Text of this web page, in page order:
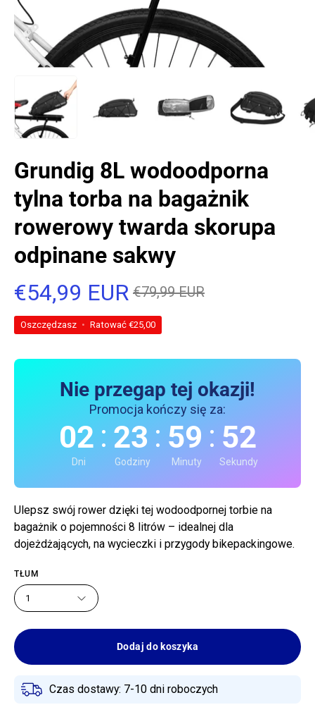
Grundig 8L wodoodporna
tylna torba na bagażnik
rowerowy twarda skorupa
odpinane sakwy
€54,99 EUR €79,99 EUR
Oszczędzasz • Ratować €25,00
Nie przegap tej okazji!
Promocja kończy się za:
02 : 23 : 59 : 52
Dni Godziny Minuty Sekundy
Ulepsz swój rower dzięki tej wodoodpornej torbie na
bagażnik o pojemności 8 litrów – idealnej dla
dojeżdżających, na wycieczki i przygody bikepackingowe.
TŁUM
1
Dodaj do koszyka
Czas dostawy: 7-10 dni roboczych